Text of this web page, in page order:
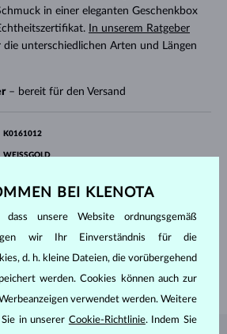
in einer eleganten Geschenkbox
In unserem Ratgeber
unterschiedlichen Arten und Längen
– bereit für den Versand
K0161012
WEISSGOLD
OHNE EDELSTEIN
6.0 mm
420.00 mm
1.40 g
BEI KLENOTA
dass unsere Website ordnungsgemäß
wir Ihr Einverständnis für die
d. h. kleine Dateien, die vorübergehend
werden. Cookies können auch zur
verwendet werden. Weitere
in unserer Cookie-Richtlinie. Indem Sie